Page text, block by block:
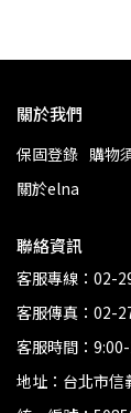
關於我們
保固登錄 購物
關於elna
聯絡資訊
客服專線：02-
客服傳真：02-
客服時間：
地址：台北市信